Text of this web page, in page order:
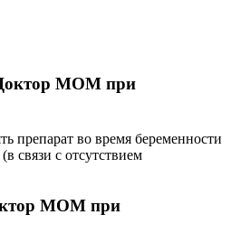
МОМ при
препарат во время беременности
связи с отсутствием
МОМ при